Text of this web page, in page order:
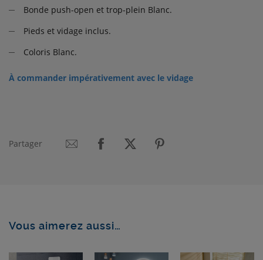
Bonde push-open et trop-plein Blanc.
Pieds et vidage inclus.
Coloris Blanc.
À commander impérativement avec le vidage
Partager
Vous aimerez aussi…